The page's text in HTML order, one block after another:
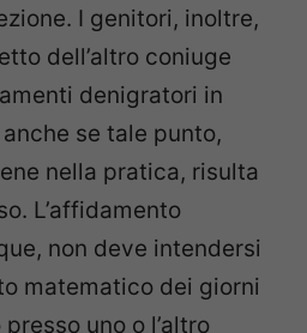
I genitori, inoltre,
dell’altro coniuge
denigratori in
se tale punto,
nella pratica, risulta
L’affidamento
non deve intendersi
matematico dei giorni
uno o l’altro